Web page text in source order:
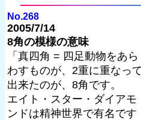
No.268
2005/7/14
8角の模様の意味
「真四角 = 四足動物をあら
わすものが、2重に重なって
出来たのが、8角です。
エイト・スター・ダイアモ
ンドは精神世界で有名です